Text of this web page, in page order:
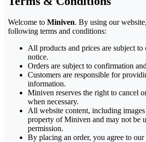
Welcome to Miniven. By using our
following terms and conditions:
All products and prices are subject
notice.
Orders are subject to confirmation
Customers are responsible for
information.
Miniven reserves the right to cancel
when necessary.
All website content, including
property of Miniven and may not be
permission.
By placing an order, you agree to